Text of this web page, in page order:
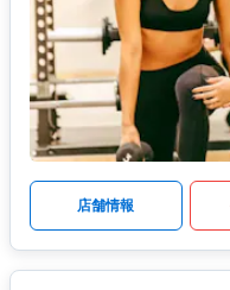
店舗情報